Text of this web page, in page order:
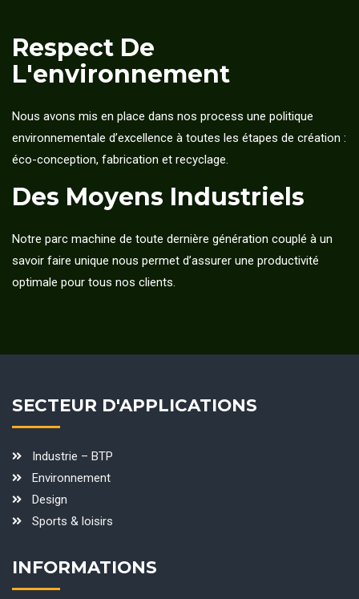
Respect De
L'environnement
Nous avons mis en place dans nos process une politique
environnementale d’excellence à toutes les étapes de création :
éco-conception, fabrication et recyclage.
Des Moyens Industriels
Notre parc machine de toute dernière génération couplé à un
savoir faire unique nous permet d’assurer une productivité
optimale pour tous nos clients.
SECTEUR D'APPLICATIONS
Industrie – BTP
Environnement
Design
Sports & loisirs
INFORMATIONS